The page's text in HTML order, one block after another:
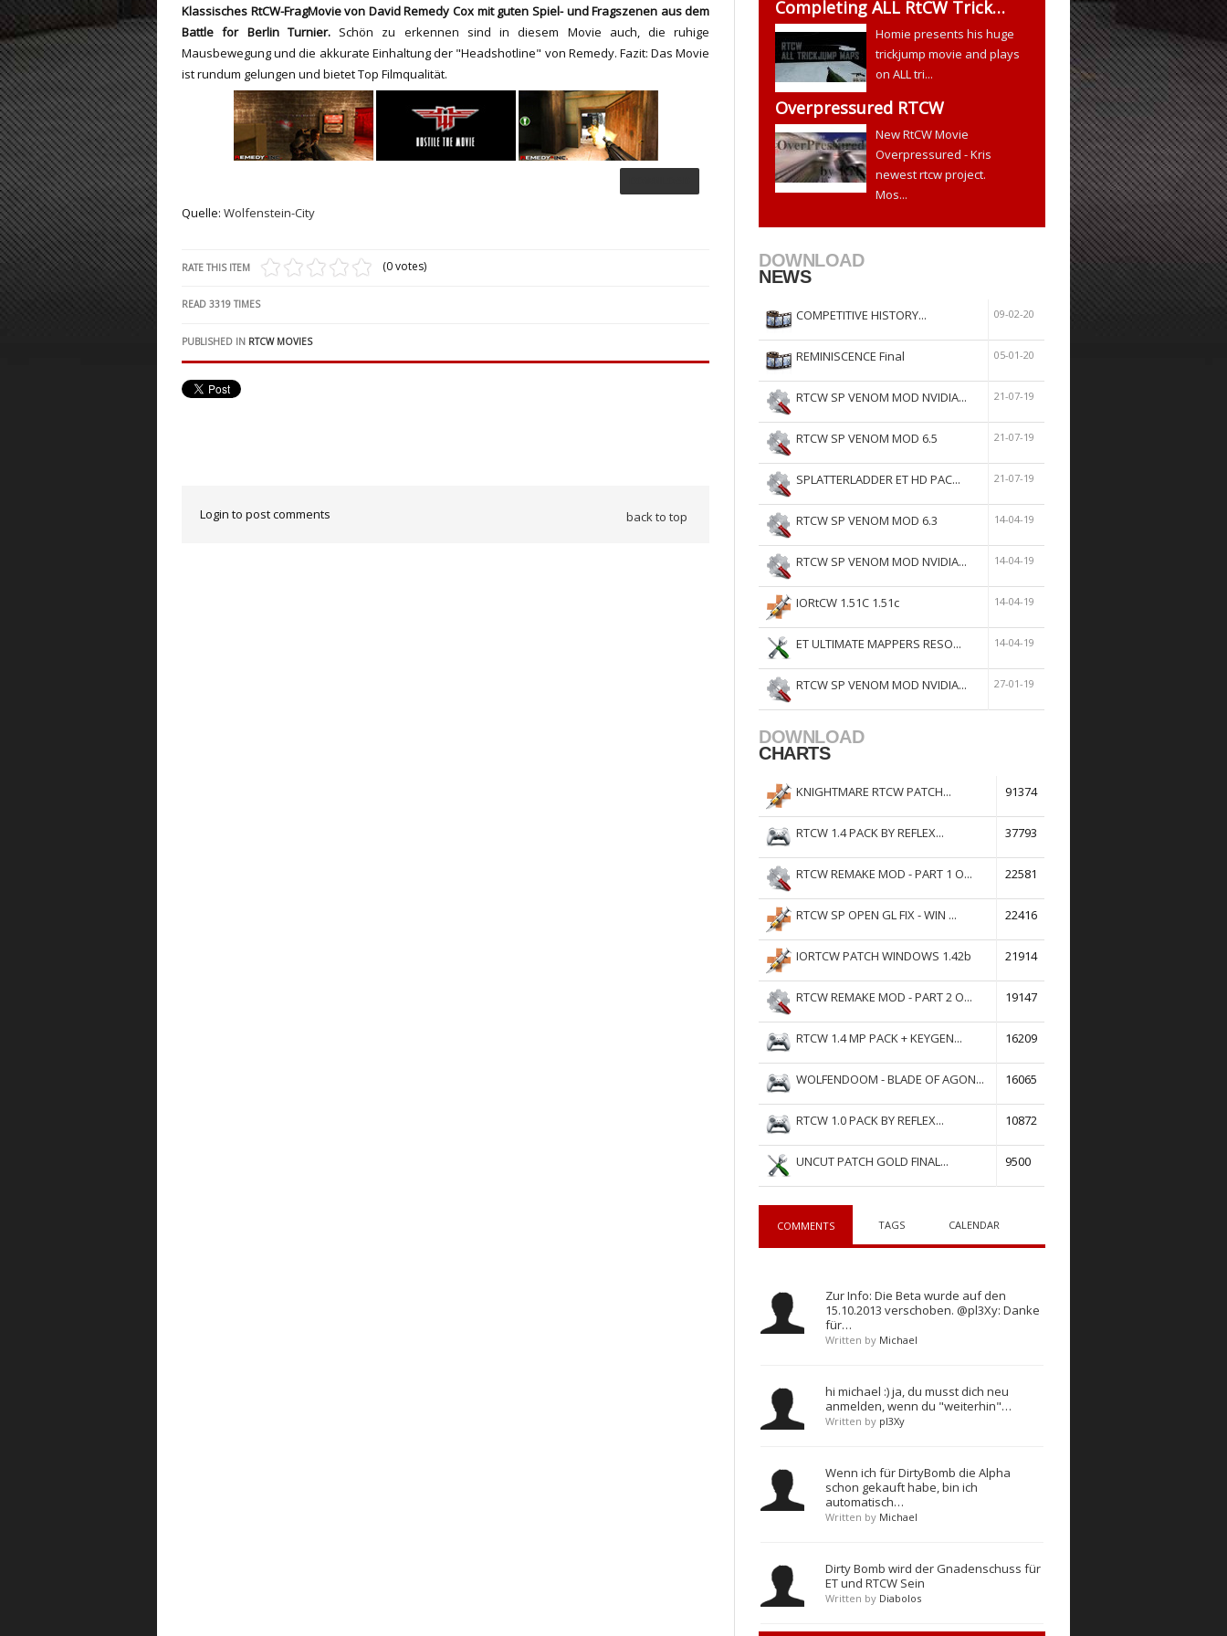
ET:QW Movies
DB Misc
DB Movies
Wolfenstein Movies
ET Scene
ET:QW Scene
DB Scene
General News
Game News
Game Movies
PC Hard + Software
RtCW Feintuning ET Feintuning
Klassisches RtCW-FragMovie von David Remedy Cox mit guten Spiel- und Fragszenen aus dem
Battle for Berlin Turnier.Schön zu erkennen sind in diesem Movie auch, die ruhige
Mausbewegung und die akkurate Einhaltung der "Headshotline" von Remedy. Fazit: Das Movie
ist rundum gelungen und bietet Top Filmqualität.
Quelle: Wolfenstein-City
RATE THIS ITEM (0 votes)
READ 3319 TIMES
PUBLISHED IN RTCW MOVIES
Login to post comments back to top
Completing ALL RtCW Trick…
Homie presents his huge
trickjump movie and plays
on ALL tri...
Overpressured RTCW
New RtCW Movie
Overpressured - Kris
newest rtcw project.
Mos...
DOWNLOAD
NEWS
COMPETITIVE HISTORY... 09-02-20
REMINISCENCE Final 05-01-20
RTCW SP VENOM MOD NVIDIA... 21-07-19
RTCW SP VENOM MOD 6.5 21-07-19
SPLATTERLADDER ET HD PAC... 21-07-19
RTCW SP VENOM MOD 6.3 14-04-19
RTCW SP VENOM MOD NVIDIA... 14-04-19
IORtCW 1.51C 1.51c 14-04-19
ET ULTIMATE MAPPERS RESO... 14-04-19
RTCW SP VENOM MOD NVIDIA... 27-01-19
DOWNLOAD
CHARTS
KNIGHTMARE RTCW PATCH... 91374
RTCW 1.4 PACK BY REFLEX... 37793
RTCW REMAKE MOD - PART 1 O... 22581
RTCW SP OPEN GL FIX - WIN ... 22416
IORTCW PATCH WINDOWS 1.42b 21914
RTCW REMAKE MOD - PART 2 O... 19147
RTCW 1.4 MP PACK + KEYGEN... 16209
WOLFENDOOM - BLADE OF AGON... 16065
RTCW 1.0 PACK BY REFLEX... 10872
UNCUT PATCH GOLD FINAL... 9500
COMMENTS TAGS CALENDAR
Zur Info: Die Beta wurde auf den
15.10.2013 verschoben. @pl3Xy: Danke
für…
Written by Michael
hi michael :) ja, du musst dich neu
anmelden, wenn du "weiterhin"…
Written by pl3Xy
Wenn ich für DirtyBomb die Alpha
schon gekauft habe, bin ich
automatisch…
Written by Michael
Dirty Bomb wird der Gnadenschuss für
ET und RTCW Sein
Written by Diabolos